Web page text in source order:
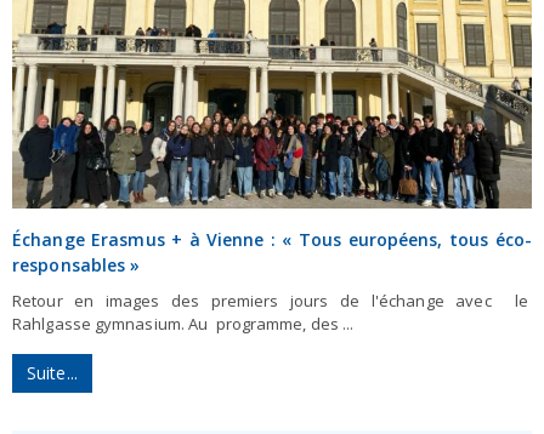
Échange Erasmus + à Vienne : « Tous européens, tous éco-
responsables »
Retour en images des premiers jours de l'échange avec le
Rahlgasse gymnasium. Au programme, des ...
Suite...